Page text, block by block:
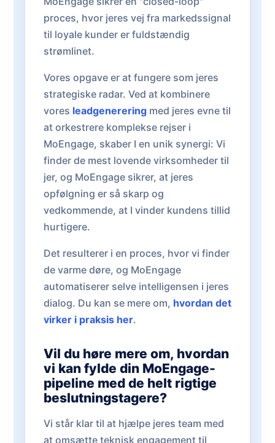
proces, hvor jeres vej fra markedssignal
til loyale kunder er fuldstændig
strømlinet.
Vores opgave er at fungere som jeres
strategiske radar. Ved at kombinere
vores leadgenerering med jeres evne til
at orkestrere komplekse rejser i
MoEngage, skaber I en unik synergi: Vi
finder de mest lovende virksomheder til
jer, og MoEngage sikrer, at jeres
opfølgning er så skarp og
vedkommende, at I vinder kundens tillid
hurtigere.
Det resulterer i en proces, hvor vi finder
de varme døre, og MoEngage
automatiserer selve intelligensen i jeres
dialog. Du kan se mere om, hvordan det
virker i praksis her.
Vil du høre mere om, hvordan
vi kan fylde din MoEngage-
pipeline med de helt rigtige
beslutningstagere?
Vi står klar til at hjælpe jeres team med
at omsætte teknisk engagement til